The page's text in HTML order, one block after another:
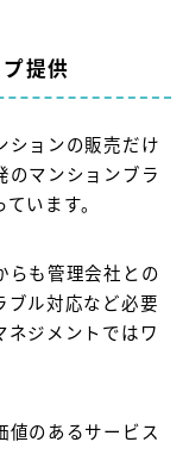
提供
ションの販売だけ
のマンションブラ
います。
らも管理会社との
ブル対応など必要
ネジメントではワ
値のあるサービス